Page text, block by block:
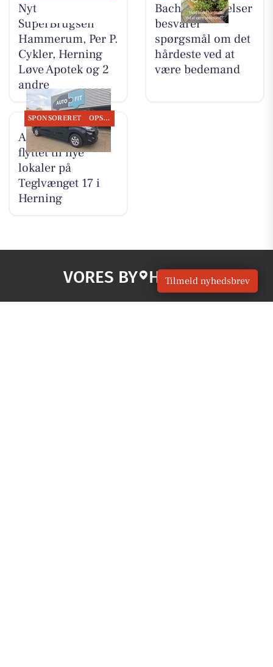
Nyt fra
SuperBrugsen
Hammerum, Per P.
Cykler, Herning
Løve Apotek og 2
andre
Bachs Begravelser
besvarer
spørgsmål om det
hårdeste ved at
være bedemand
SPONSORERET OPSLAGSTAVLEN
AutoFit A/S er
flyttet til nye
lokaler på
Teglvænget 17 i
Herning
VORES BY Herning
Tilmeld nyhedsbrev